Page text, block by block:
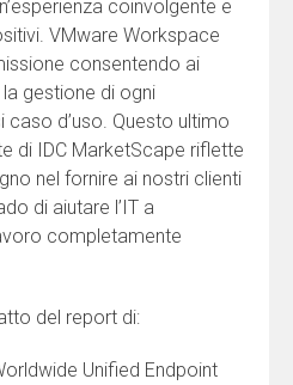
coinvolgente e
VMware Workspace
consentendo ai
gestione di ogni
d’uso. Questo ultimo
di IDC MarketScape riflette
nel fornire ai nostri clienti
di aiutare l’IT a
completamente
del report di:
Unified Endpoint